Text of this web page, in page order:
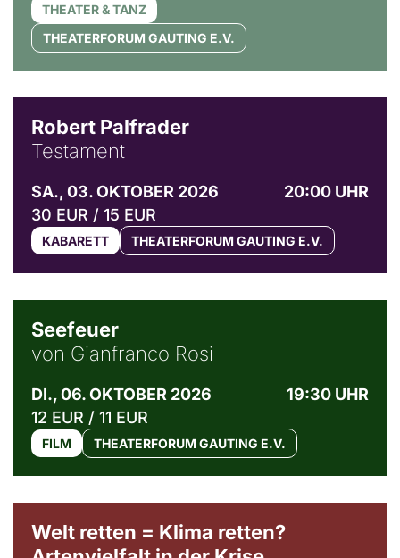
THEATER & TANZ
THEATERFORUM GAUTING E.V.
Robert Palfrader
Testament
SA., 03. OKTOBER 2026
20:00 UHR
30 EUR / 15 EUR
KABARETT THEATERFORUM GAUTING E.V.
Seefeuer
von Gianfranco Rosi
DI., 06. OKTOBER 2026
19:30 UHR
12 EUR / 11 EUR
FILM THEATERFORUM GAUTING E.V.
Welt retten = Klima retten?